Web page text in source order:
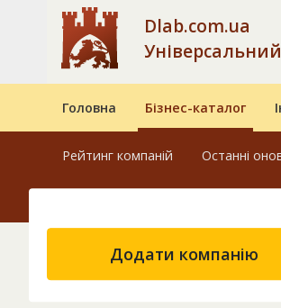
Dlab.com.ua
Головна Бізнес-каталог
Рейтинг компаній Останні
Додати компанію